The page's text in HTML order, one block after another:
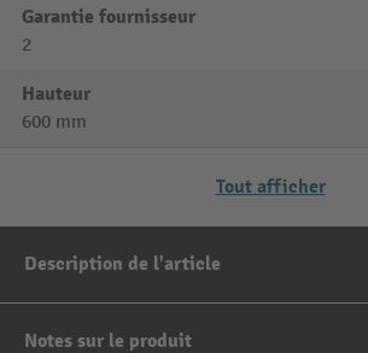
Garantie fournisseur
2
Hauteur
600 mm
Tout afficher
Description de l'article
Notes sur le produit